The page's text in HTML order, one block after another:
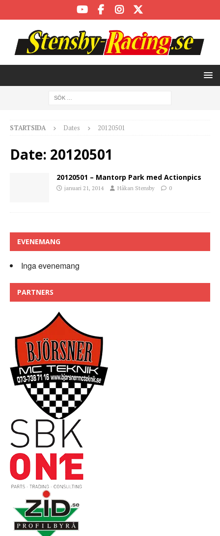
STARTSIDA Dates 20120501
Date: 20120501
20120501 – Mantorp Park med Actionpics
januari 21, 2014 Håkan Stensby 0
EVENEMANG
Inga evenemang
PARTNERS